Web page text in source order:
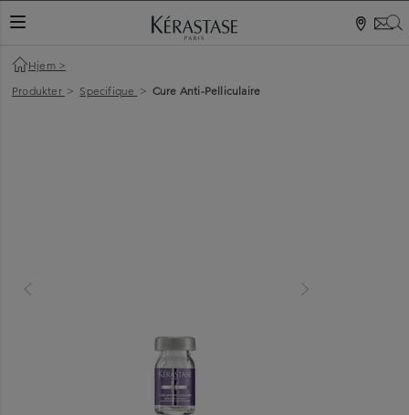
NAVIGATIONSKNAP
Hjem >
Produkter > Specifique > Cure Anti-Pelliculaire